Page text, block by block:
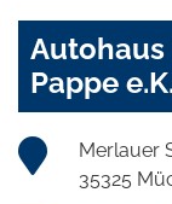
Autohaus
Pappe e.K.
Merlauer
35325